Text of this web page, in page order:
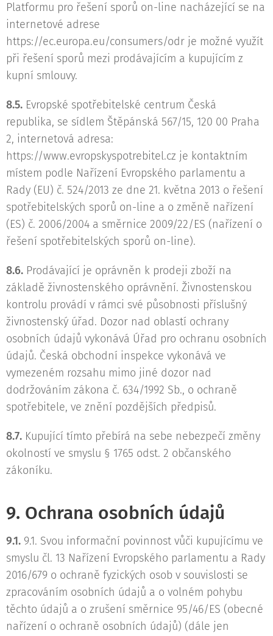
Platformu pro řešení sporů on-line nacházející se na
internetové adrese
https://ec.europa.eu/consumers/odr je možné využít
při řešení sporů mezi prodávajícím a kupujícím z
kupní smlouvy.
8.5. Evropské spotřebitelské centrum Česká
republika, se sídlem Štěpánská 567/15, 120 00 Praha
2, internetová adresa:
https://www.evropskyspotrebitel.cz je kontaktním
místem podle Nařízení Evropského parlamentu a
Rady (EU) č. 524/2013 ze dne 21. května 2013 o řešení
spotřebitelských sporů on-line a o změně nařízení
(ES) č. 2006/2004 a směrnice 2009/22/ES (nařízení o
řešení spotřebitelských sporů on-line).
8.6. Prodávající je oprávněn k prodeji zboží na
základě živnostenského oprávnění. Živnostenskou
kontrolu provádí v rámci své působnosti příslušný
živnostenský úřad. Dozor nad oblastí ochrany
osobních údajů vykonává Úřad pro ochranu osobních
údajů. Česká obchodní inspekce vykonává ve
vymezeném rozsahu mimo jiné dozor nad
dodržováním zákona č. 634/1992 Sb., o ochraně
spotřebitele, ve znění pozdějších předpisů.
8.7. Kupující tímto přebírá na sebe nebezpečí změny
okolností ve smyslu § 1765 odst. 2 občanského
zákoníku.
9. Ochrana osobních údajů
9.1. 9.1. Svou informační povinnost vůči kupujícímu ve
smyslu čl. 13 Nařízení Evropského parlamentu a Rady
2016/679 o ochraně fyzických osob v souvislosti se
zpracováním osobních údajů a o volném pohybu
těchto údajů a o zrušení směrnice 95/46/ES (obecné
nařízení o ochraně osobních údajů) (dále jen